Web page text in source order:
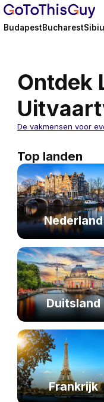
BudapestBucharest
Ontdek
De vakmensen voor
Top landen
Nederland
Duitsland
Frankrijk